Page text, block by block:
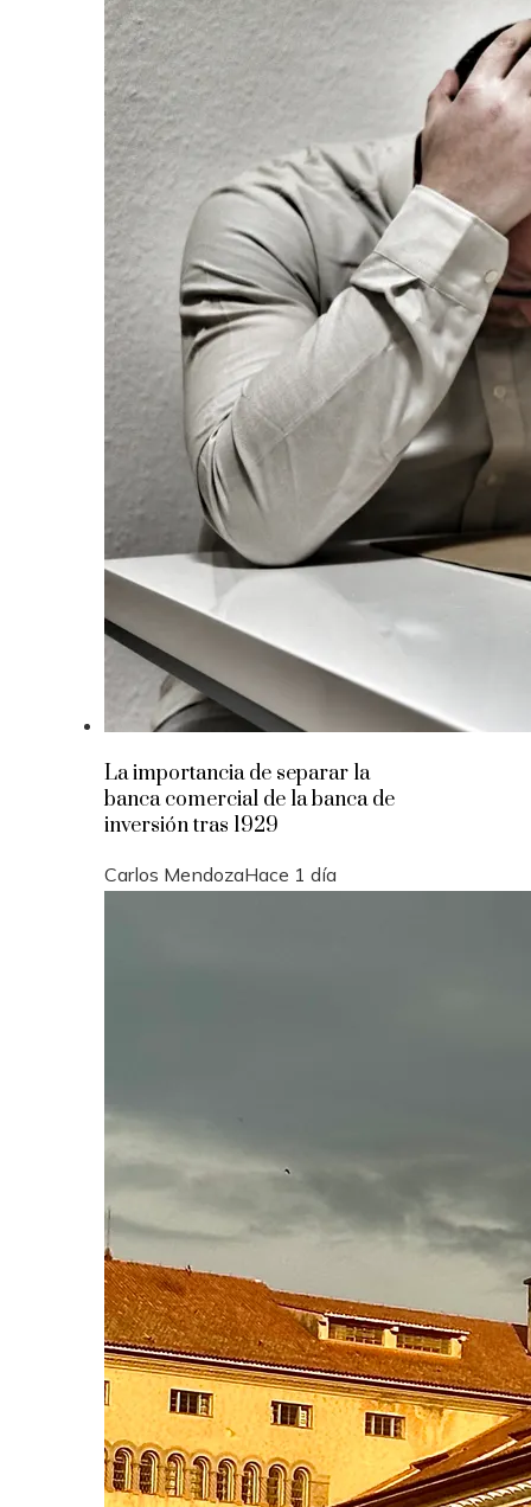
La importancia de separar la
banca comercial de la banca de
inversión tras 1929
Carlos MendozaHace 1 día